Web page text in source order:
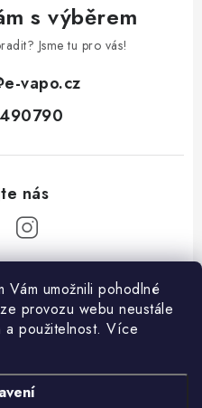
Vám umožnili pohodlné
provozu webu neustále
a použitelnost. Více
s výběrem
Jsme tu pro vás!
e-vapo.cz